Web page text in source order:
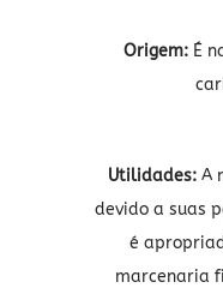
Origem: É
Utilidades:A
devido a suas
é
marcenaria